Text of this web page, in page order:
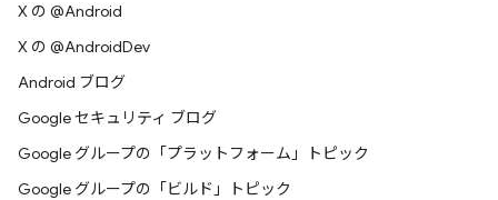
X の @Android
X の @AndroidDev
Android ブログ
Google セキュリティ ブログ
Google グループの「プラットフォーム」トピック
Google グループの「ビルド」トピック